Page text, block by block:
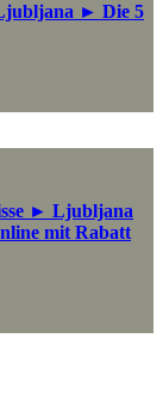
► Die 5
► Ljubljana
mit Rabatt